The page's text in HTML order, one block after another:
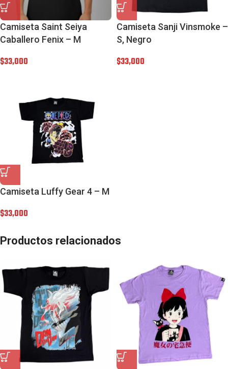
Camiseta Saint Seiya
Caballero Fenix – M
$33,000
Camiseta Sanji Vinsmoke –
S, Negro
$33,000
Camiseta Luffy Gear 4 – M
$33,000
Productos relacionados